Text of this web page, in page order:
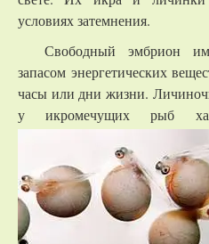
условиях затемнения.
Свободный эмбрион
запасом энергетических
часы или дни жизни.
у икромечущих рыб